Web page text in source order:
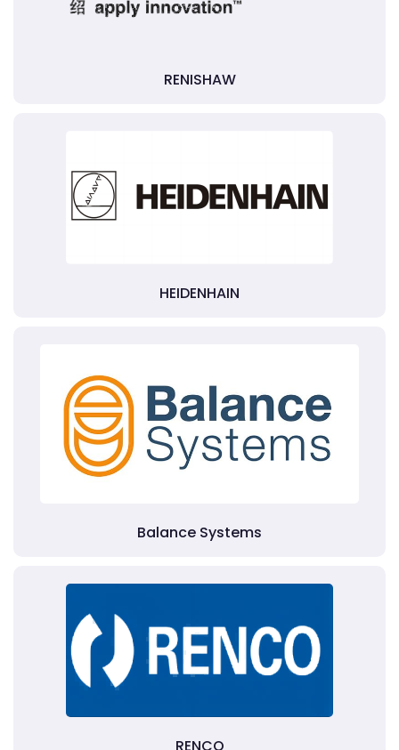
RENISHAW
HEIDENHAIN
Balance Systems